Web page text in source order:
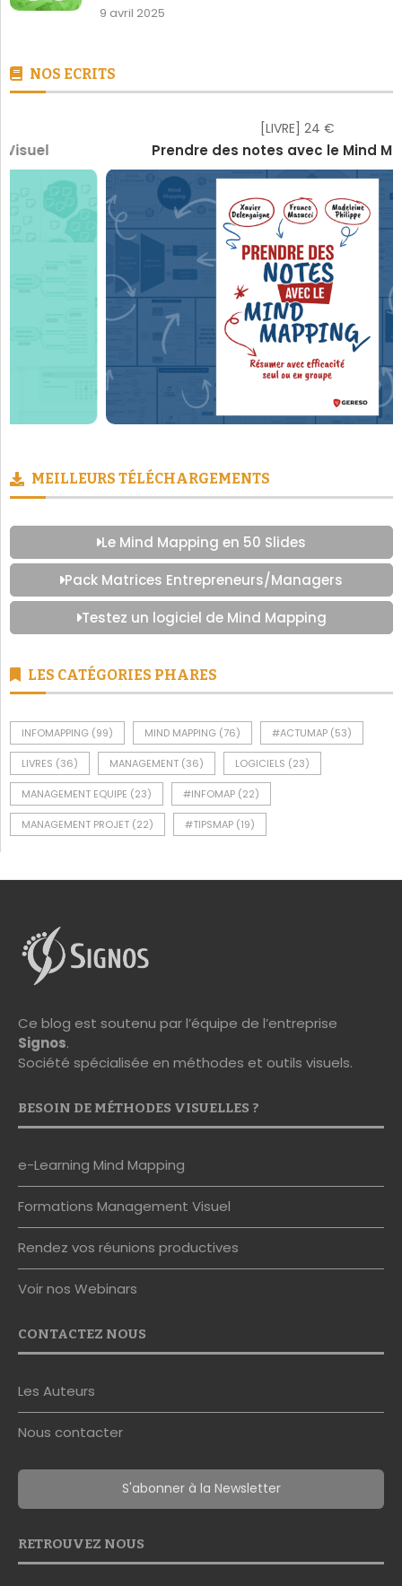
9 avril 2025
NOS ECRITS
[LIVRE] 24 €
Prendre des notes avec le Mind Mapping
MEILLEURS TÉLÉCHARGEMENTS
Le Mind Mapping en 50 Slides
Pack Matrices Entrepreneurs/Managers
Testez un logiciel de Mind Mapping
LES CATÉGORIES PHARES
INFOMAPPING (99) MIND MAPPING (76) #ACTUMAP (53)
LIVRES (36) MANAGEMENT (36) LOGICIELS (23)
MANAGEMENT EQUIPE (23) #INFOMAP (22)
MANAGEMENT PROJET (22) #TIPSMAP (19)
Ce blog est soutenu par l’équipe de l’entreprise
Signos.
Société spécialisée en méthodes et outils visuels.
BESOIN DE MÉTHODES VISUELLES ?
e-Learning Mind Mapping
Formations Management Visuel
Rendez vos réunions productives
Voir nos Webinars
CONTACTEZ NOUS
Les Auteurs
Nous contacter
S'abonner à la Newsletter
RETROUVEZ NOUS